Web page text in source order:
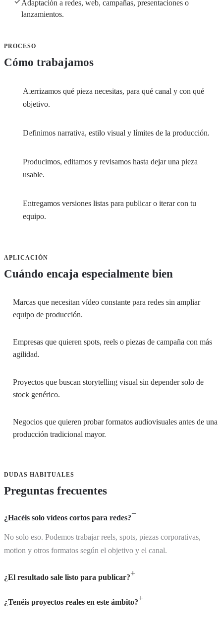
Adaptación a redes, web, campañas, presentaciones o
lanzamientos.
PROCESO
Cómo trabajamos
Aterrizamos qué pieza necesitas, para qué canal y con qué
objetivo.
Definimos narrativa, estilo visual y límites de la producción.
Producimos, editamos y revisamos hasta dejar una pieza
usable.
Entregamos versiones listas para publicar o iterar con tu
equipo.
APLICACIÓN
Cuándo encaja especialmente bien
Marcas que necesitan vídeo constante para redes sin ampliar
equipo de producción.
Empresas que quieren spots, reels o piezas de campaña con más
agilidad.
Proyectos que buscan storytelling visual sin depender solo de
stock genérico.
Negocios que quieren probar formatos audiovisuales antes de una
producción tradicional mayor.
DUDAS HABITUALES
Preguntas frecuentes
¿Hacéis solo vídeos cortos para redes?
No solo eso. Podemos trabajar reels, spots, piezas corporativas,
motion y otros formatos según el objetivo y el canal.
¿El resultado sale listo para publicar?
¿Tenéis proyectos reales en este ámbito?